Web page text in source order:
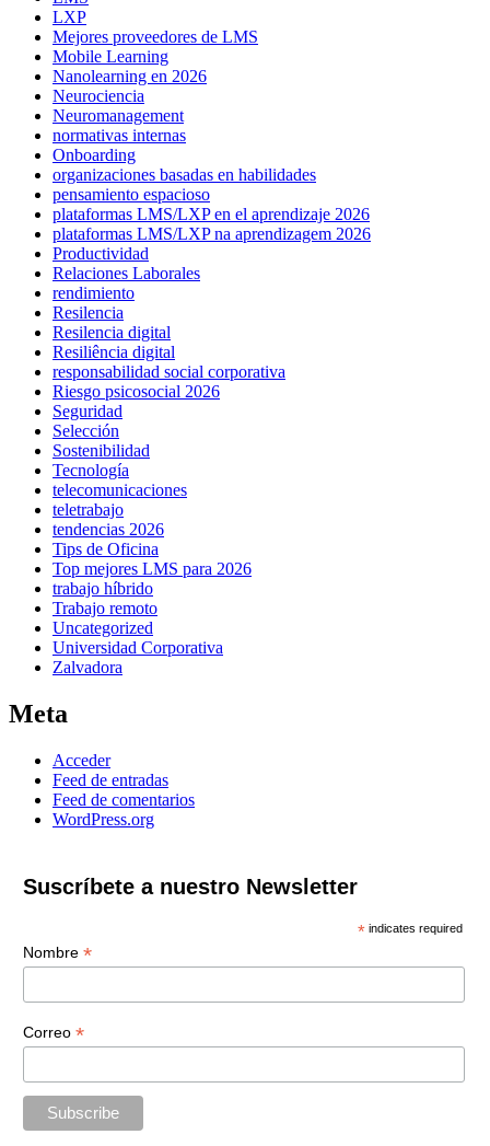
LXP
Mejores proveedores de LMS
Mobile Learning
Nanolearning en 2026
Neurociencia
Neuromanagement
normativas internas
Onboarding
organizaciones basadas en habilidades
pensamiento espacioso
plataformas LMS/LXP en el aprendizaje 2026
plataformas LMS/LXP na aprendizagem 2026
Productividad
Relaciones Laborales
rendimiento
Resilencia
Resilencia digital
Resiliência digital
responsabilidad social corporativa
Riesgo psicosocial 2026
Seguridad
Selección
Sostenibilidad
Tecnología
telecomunicaciones
teletrabajo
tendencias 2026
Tips de Oficina
Top mejores LMS para 2026
trabajo híbrido
Trabajo remoto
Uncategorized
Universidad Corporativa
Zalvadora
Meta
Acceder
Feed de entradas
Feed de comentarios
WordPress.org
Suscríbete a nuestro Newsletter
* indicates required
Nombre *
Correo *